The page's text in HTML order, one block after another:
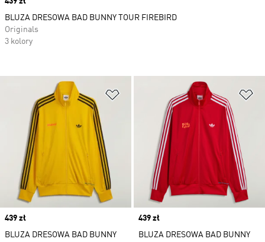
Dodaj do listy życzeń
Price
439 zł
BLUZA DRESOWA BAD BUNNY
Price
439 zł
BLUZA DRESOWA BAD BUNNY
BLUZA DRESOWA BAD BUNNY TOUR FIREBIRD
Originals
3 kolory